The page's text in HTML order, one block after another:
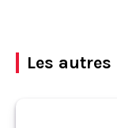
Les autres